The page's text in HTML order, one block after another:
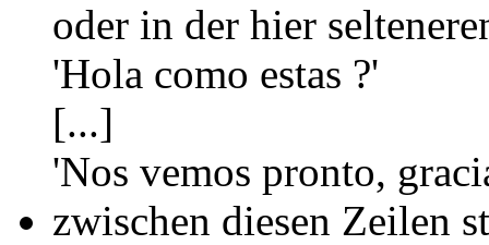
oder in der hier
'Hola como estas ?'
[...]
'Nos vemos pronto,
zwischen diesen Zeilen